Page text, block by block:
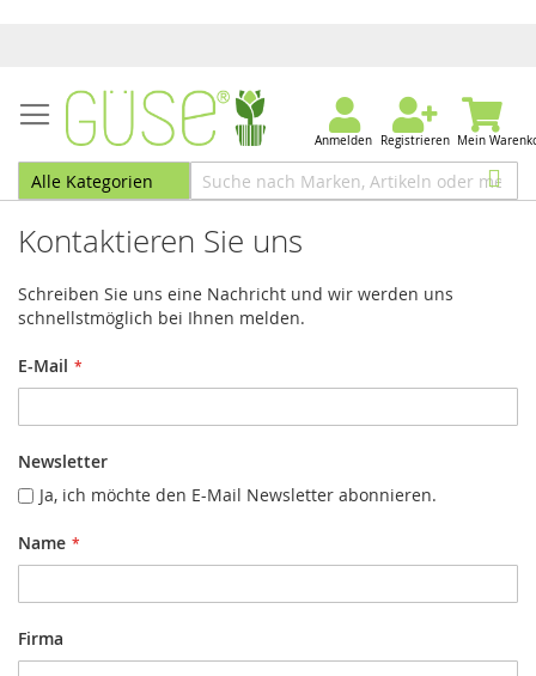
Anmelden Registrieren Mein
Kontaktieren Sie uns
Schreiben Sie uns eine Nachricht und wir werden uns
schnellstmöglich bei Ihnen melden.
E-Mail
Newsletter
Ja, ich möchte den E-Mail Newsletter abonnieren.
Name
Firma